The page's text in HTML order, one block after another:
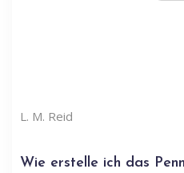
L. M. Reid
Wie erstelle ich das